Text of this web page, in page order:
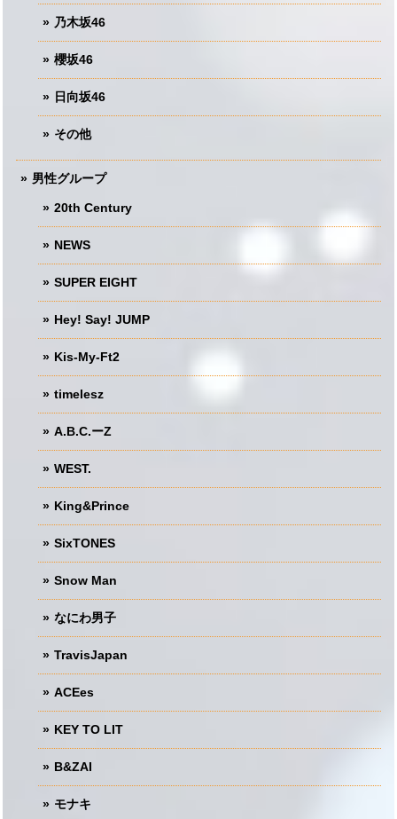
乃木坂46
櫻坂46
日向坂46
その他
男性グループ
20th Century
NEWS
SUPER EIGHT
Hey! Say! JUMP
Kis-My-Ft2
timelesz
A.B.C.ーZ
WEST.
King&Prince
SixTONES
Snow Man
なにわ男子
TravisJapan
ACEes
KEY TO LIT
B&ZAI
モナキ